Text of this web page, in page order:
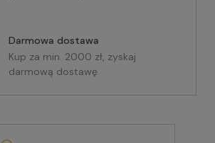
Darmowa dostawa
Kup za min. 2000 zł, zyskaj
darmową dostawę